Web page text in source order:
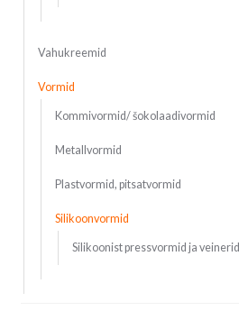
Vahukreemid
Vormid
Kommivormid/ šokolaadivormid
Metallvormid
Plastvormid, pitsatvormid
Silikoonvormid
Silikoonist pressvormid ja veinerid